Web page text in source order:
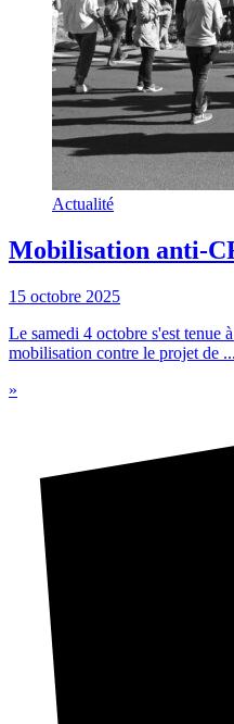
Actualité
Mobilisation anti-
15 octobre 2025
Le samedi 4 octobre s'est tenue
mobilisation contre le projet de ...
»